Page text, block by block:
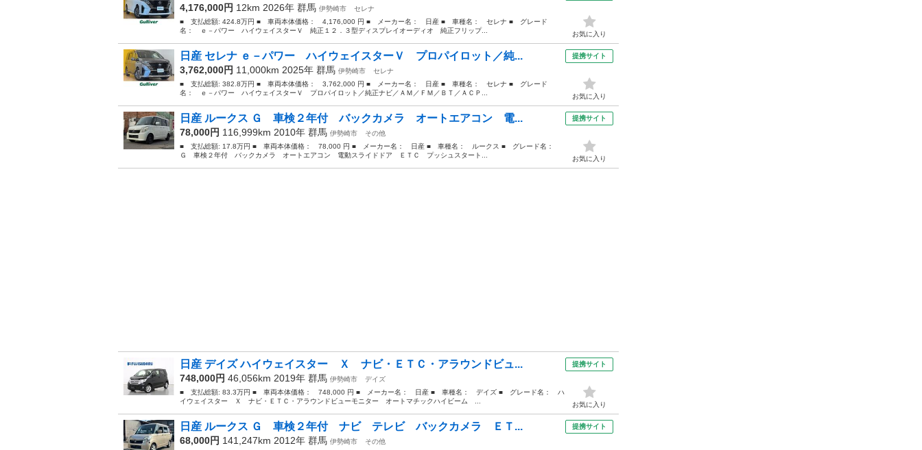
4,176,000円 12km 2026年 群馬 伊勢崎市
セレナ
■ 支払総額: 424.8万円 ■ 車両本体価格： 4,176,000 円 ■ メーカー名： 日産 ■ 車種名： セレナ ■ グレード
名： ｅ－パワー ハイウェイスターＶ 純正１２．３型ディスプレイオーディオ 純正フリップ...
お気に入り
日産 セレナ ｅ－パワー ハイウェイスターＶ プロパイロット／純...
3,762,000円 11,000km 2025年 群馬 伊勢崎市
セレナ
■ 支払総額: 382.8万円 ■ 車両本体価格： 3,762,000 円 ■ メーカー名： 日産 ■ 車種名： セレナ ■ グレード
名： ｅ－パワー ハイウェイスターＶ プロパイロット／純正ナビ／ＡＭ／ＦＭ／ＢＴ／ＡＣＰ...
提携サイト
お気に入り
日産 ルークス Ｇ 車検２年付 バックカメラ オートエアコン 電...
78,000円 116,999km 2010年 群馬 伊勢崎市
その他
■ 支払総額: 17.8万円 ■ 車両本体価格： 78,000 円 ■ メーカー名： 日産 ■ 車種名： ルークス ■ グレード名：
Ｇ 車検２年付 バックカメラ オートエアコン 電動スライドドア ＥＴＣ プッシュスタート...
提携サイト
お気に入り
日産 デイズ ハイウェイスター Ｘ ナビ・ＥＴＣ・アラウンドビュ...
748,000円 46,056km 2019年 群馬 伊勢崎市
デイズ
■ 支払総額: 83.3万円 ■ 車両本体価格： 748,000 円 ■ メーカー名： 日産 ■ 車種名： デイズ ■ グレード名： ハ
イウェイスター Ｘ ナビ・ＥＴＣ・アラウンドビューモニター オートマチックハイビーム ...
提携サイト
お気に入り
日産 ルークス Ｇ 車検２年付 ナビ テレビ バックカメラ ＥＴ...
68,000円 141,247km 2012年 群馬 伊勢崎市
その他
提携サイト